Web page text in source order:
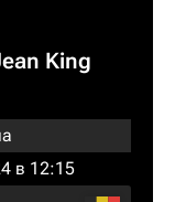
King
в 12:15